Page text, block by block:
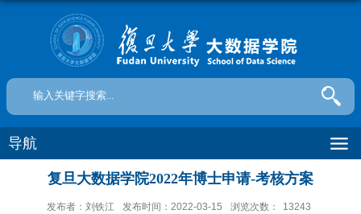
导航
复旦大数据学院2022年博士申请-考核方案
发布者：刘铁江 发布时间：2022-03-15 浏览次数： 13243